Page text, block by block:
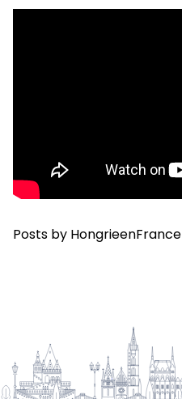
Posts by HongrieenFrance